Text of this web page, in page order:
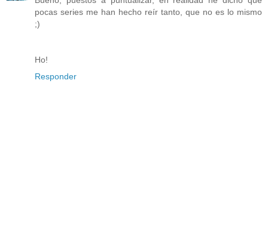
pocas series me han hecho reír tanto, que no es lo mismo
;)
Ho!
Responder